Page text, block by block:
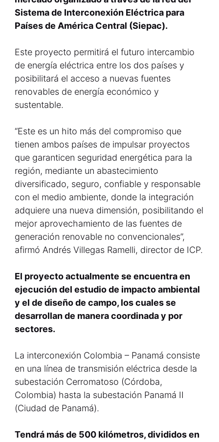
Sistema de Interconexión Eléctrica para
Países de América Central (Siepac).
Este proyecto permitirá el futuro intercambio
de energía eléctrica entre los dos países y
posibilitará el acceso a nuevas fuentes
renovables de energía económico y
sustentable.
“Este es un hito más del compromiso que
tienen ambos países de impulsar proyectos
que garanticen seguridad energética para la
región, mediante un abastecimiento
diversificado, seguro, confiable y responsable
con el medio ambiente, donde la integración
adquiere una nueva dimensión, posibilitando el
mejor aprovechamiento de las fuentes de
generación renovable no convencionales”,
afirmó Andrés Villegas Ramelli, director de ICP.
El proyecto actualmente se encuentra en
ejecución del estudio de impacto ambiental
y el de diseño de campo, los cuales se
desarrollan de manera coordinada y por
sectores.
La interconexión Colombia – Panamá consiste
en una línea de transmisión eléctrica desde la
subestación Cerromatoso (Córdoba,
Colombia) hasta la subestación Panamá II
(Ciudad de Panamá).
Tendrá más de 500 kilómetros, divididos en